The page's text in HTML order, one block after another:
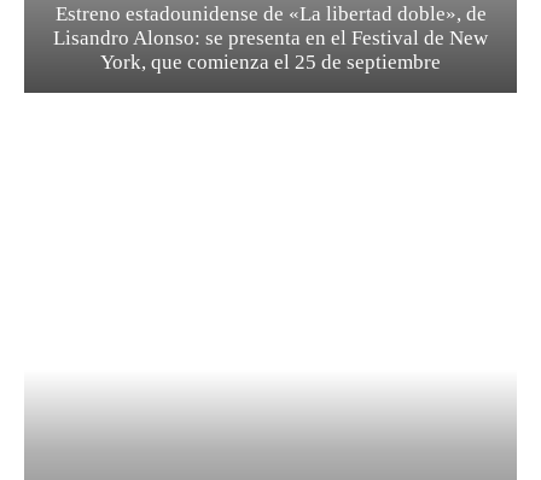
Estreno estadounidense de «La libertad doble», de
Lisandro Alonso: se presenta en el Festival de New
York, que comienza el 25 de septiembre